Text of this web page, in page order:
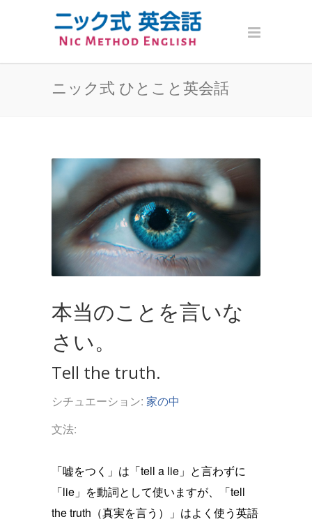
ニック式 ひとこと英会話
本当のことを言いな
さい。
Tell the truth.
シチュエーション: 家の中
文法:
「嘘をつく」は「tell a lie」と言わずに
「lie」を動詞として使いますが、「tell
the truth（真実を言う）」はよく使う英語